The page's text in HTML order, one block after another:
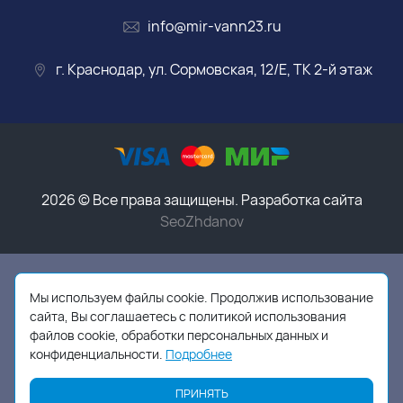
info@mir-vann23.ru
г. Краснодар, ул. Сормовская, 12/Е, ТК 2-й этаж
2026 © Все права защищены. Разработка сайта
SeoZhdanov
Данный интернет-магазин носит исключительно
информационный характер и ни при каких условиях
информационные материалы, размеры, фото и цены
сайта не являются публичной офертой, в соответствии
с пунктом 2 статьи 437 ГК РФ
Мы используем файлы cookie. Продолжив использование
сайта, Вы соглашаетесь с политикой использования
файлов cookie, обработки персональных данных и
конфиденциальности. Подробнее
ПРИНЯТЬ